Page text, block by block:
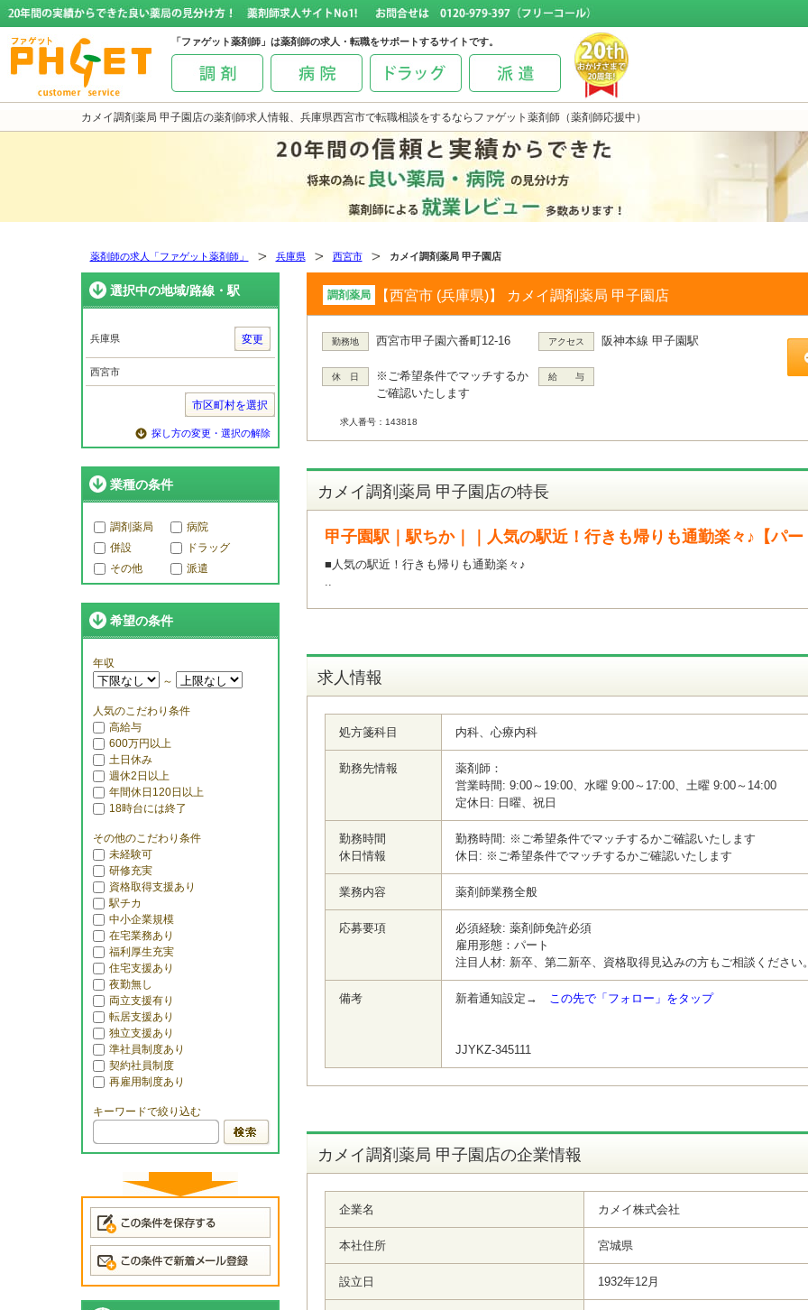
カメイ調剤薬局 甲子園店の薬剤師求人情報、兵庫県西宮市で転職相談をするならファゲット薬剤師（薬剤師応援中）
「ファゲット薬剤師」は薬剤師の求人・転職をサポートするサイトです。
薬剤師の求人「ファゲット薬剤師」 兵庫県 西宮市 カメイ調剤薬局 甲子園店
選択中の地域/路線・駅
兵庫県 変更
西宮市
市区町村を選択
探し方の変更・選択の解除
業種の条件
調剤薬局
病院
併設
ドラッグ
その他
派遣
希望の条件
年収
～
人気のこだわり条件
高給与
600万円以上
土日休み
週休2日以上
年間休日120日以上
18時台には終了
その他のこだわり条件
未経験可
研修充実
資格取得支援あり
駅チカ
中小企業規模
在宅業務あり
福利厚生充実
住宅支援あり
夜勤無し
両立支援有り
転居支援あり
独立支援あり
準社員制度あり
契約社員制度
再雇用制度あり
キーワードで絞り込む
調剤薬局 【西宮市 (兵庫県)】 カメイ調剤薬局 甲子園店
勤務地 西宮市甲子園六番町12-16 アクセス 阪神本線 甲子園駅
休 日
※ご希望条件でマッチするか
ご確認いたします
給 与
求人番号：143818
カメイ調剤薬局 甲子園店の特長
甲子園駅｜駅ちか｜｜人気の駅近！行きも帰りも通勤楽々♪【パー
■人気の駅近！行きも帰りも通勤楽々♪
..
求人情報
処方箋科目 内科、心療内科
勤務先情報
薬剤師：
営業時間: 9:00～19:00、水曜 9:00～17:00、土曜 9:00～14:00
定休日: 日曜、祝日
勤務時間
休日情報
勤務時間: ※ご希望条件でマッチするかご確認いたします
休日: ※ご希望条件でマッチするかご確認いたします
業務内容 薬剤師業務全般
応募要項
必須経験: 薬剤師免許必須
雇用形態：パート
注目人材: 新卒、第二新卒、資格取得見込みの方もご相談ください
備考 新着通知設定→ この先で「フォロー」をタップ
JJYKZ-345111
カメイ調剤薬局 甲子園店の企業情報
企業名 カメイ株式会社
本社住所 宮城県
設立日 1932年12月